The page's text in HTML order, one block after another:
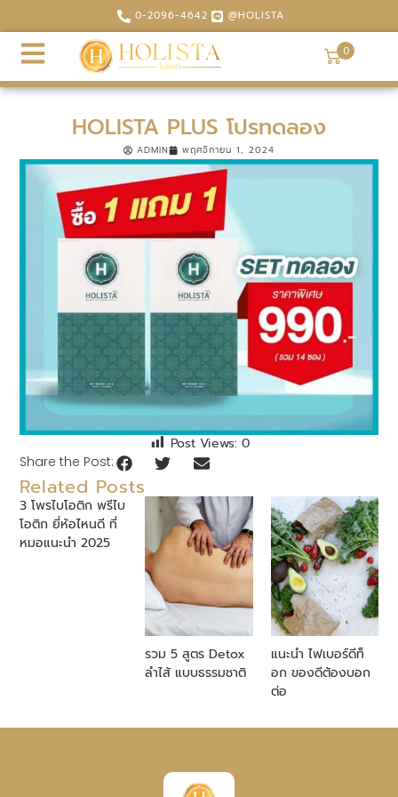
0-2096-4642 @HOLISTA
0
HOLISTA PLUS โปรทดลอง
ADMIN พฤศจิกายน 1, 2024
Post Views: 0
Share the Post:
Related Posts
3 โพรไบโอติก พรีไบ
โอติก ยี่ห้อไหนดี ที่
หมอแนะนำ 2025
รวม 5 สูตร Detox
ลำไส้ แบบธรรมชาติ
แนะนำ ไฟเบอร์ดีท็
อก ของดีต้องบอก
ต่อ